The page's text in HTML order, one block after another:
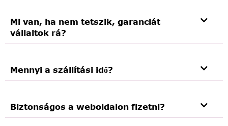
Mi van, ha nem tetszik, garanciát
vállaltok rá?
Mennyi a szállítási idő?
Biztonságos a weboldalon fizetni?